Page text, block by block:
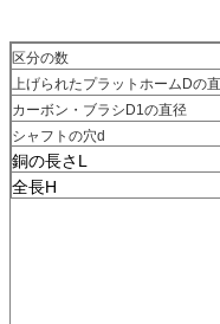
区分の数
上げられたプラットホームDの
カーボン・ブラシD1の直径
シャフトの穴d
銅の長さL
全長H